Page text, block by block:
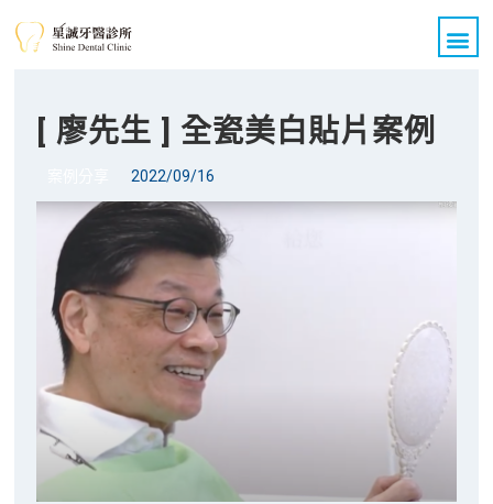
[ 廖先生 ] 全瓷美白貼片案例
2022/09/16